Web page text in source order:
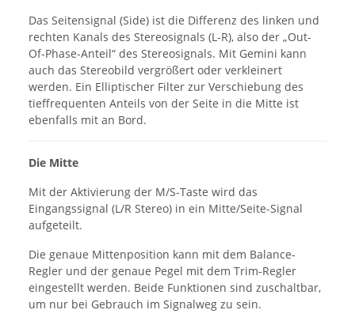
Das Seitensignal (Side) ist die Differenz des linken und
rechten Kanals des Stereosignals (L-R), also der „Out-
Of-Phase-Anteil“ des Stereosignals. Mit Gemini kann
auch das Stereobild vergrößert oder verkleinert
werden. Ein Elliptischer Filter zur Verschiebung des
tieffrequenten Anteils von der Seite in die Mitte ist
ebenfalls mit an Bord.
Die Mitte
Mit der Aktivierung der M/S-Taste wird das
Eingangssignal (L/R Stereo) in ein Mitte/Seite-Signal
aufgeteilt.
Die genaue Mittenposition kann mit dem Balance-
Regler und der genaue Pegel mit dem Trim-Regler
eingestellt werden. Beide Funktionen sind zuschaltbar,
um nur bei Gebrauch im Signalweg zu sein.